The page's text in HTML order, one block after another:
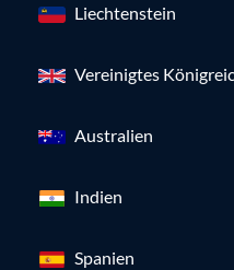
Liechtenstein
Vereinigtes
Australien
Indien
Spanien